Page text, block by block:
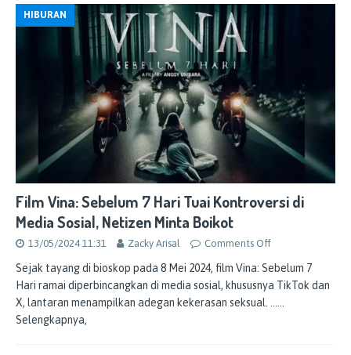
HIBURAN
Film Vina: Sebelum 7 Hari Tuai Kontroversi di
Media Sosial, Netizen Minta Boikot
13/05/2024 11:31 Zacky Arisal Comments Off
Sejak tayang di bioskop pada 8 Mei 2024, film Vina: Sebelum 7
Hari ramai diperbincangkan di media sosial, khususnya TikTok dan
X, lantaran menampilkan adegan kekerasan seksual. ……
Selengkapnya,